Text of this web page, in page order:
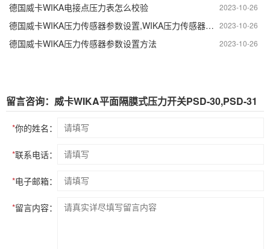
2023-10-26
德国威卡WIKA电接点压力表怎么校验
2023-10-26
德国威卡WIKA压力传感器参数设置,WIKA压力传感器参数怎么调
2023-10-26
德国威卡WIKA压力传感器参数设置方法
留言咨询：威卡WIKA平面隔膜式压力开关PSD-30,PSD-31
*你的姓名：
*联系电话：
*电子邮箱：
*留言内容：